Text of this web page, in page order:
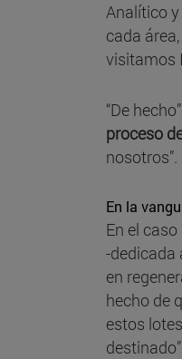
Analítico
cada
visitamos
“De
proceso
nosotros”.
En la
En el caso
-dedicada
en
hecho de
estos